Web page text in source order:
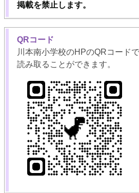
掲載を禁止します。
QRコード
川本南小学校のHPのQRコード
読み取ることができます。